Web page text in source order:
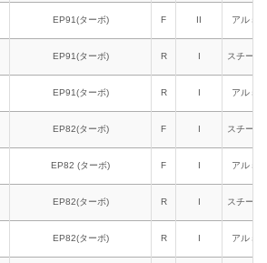
EP91(ターボ) F II アルミ
EP91(ターボ) R I スチール
EP91(ターボ) R I アルミ
EP82(ターボ) F I スチール
EP82 (ターボ) F I アルミ
EP82(ターボ) R I スチール
EP82(ターボ) R I アルミ